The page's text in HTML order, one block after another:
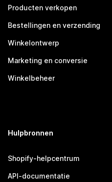
Producten verkopen
Bestellingen en verzending
Winkelontwerp
Marketing en conversie
Winkelbeheer
Hulpbronnen
Shopify-helpcentrum
API-documentatie